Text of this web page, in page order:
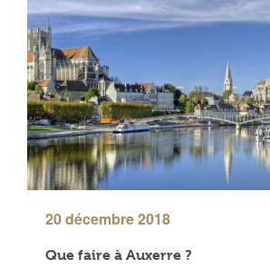
20 décembre 2018
Que faire à Auxerre ?